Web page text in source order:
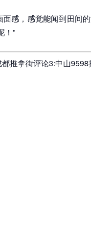
感，感觉能闻到田间
！”
推拿街评论3:中山